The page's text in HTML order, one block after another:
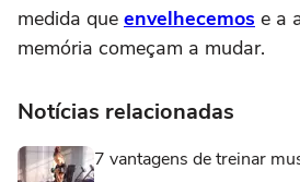
medida que envelhecemos e a
memória começam a mudar.
Notícias relacionadas
7 vantagens de treinar